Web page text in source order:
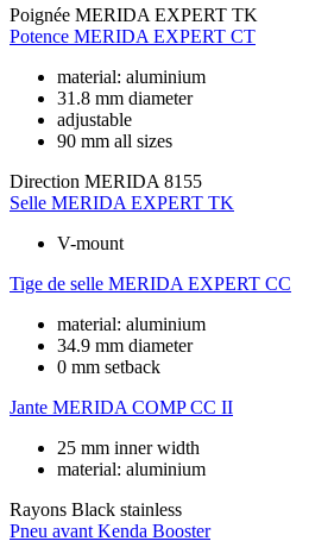
Poignée MERIDA EXPERT TK
Potence MERIDA EXPERT CT
material: aluminium
31.8 mm diameter
adjustable
90 mm all sizes
Direction MERIDA 8155
Selle MERIDA EXPERT TK
V-mount
Tige de selle MERIDA EXPERT CC
material: aluminium
34.9 mm diameter
0 mm setback
Jante MERIDA COMP CC II
25 mm inner width
material: aluminium
Rayons Black stainless
Pneu avant Kenda Booster